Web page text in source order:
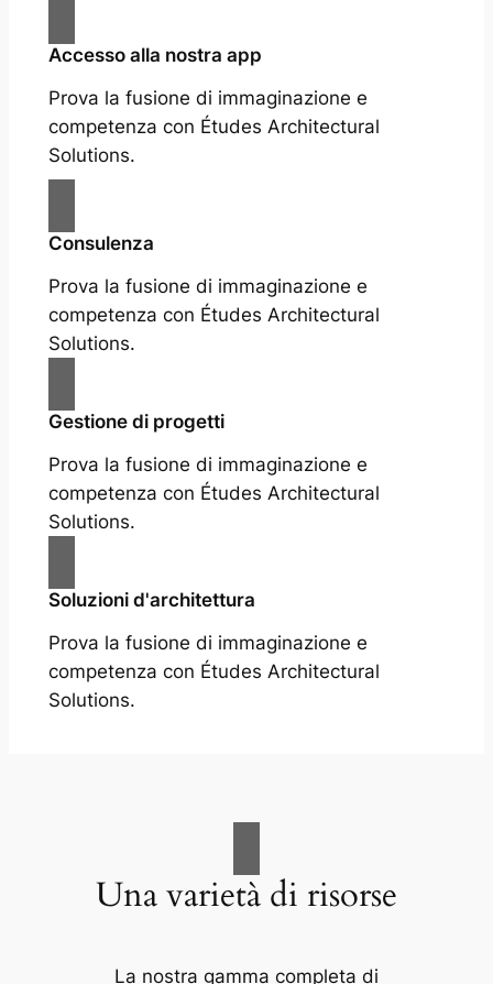
Accesso alla nostra app
Prova la fusione di immaginazione e
competenza con Études Architectural
Solutions.
Consulenza
Prova la fusione di immaginazione e
competenza con Études Architectural
Solutions.
Gestione di progetti
Prova la fusione di immaginazione e
competenza con Études Architectural
Solutions.
Soluzioni d'architettura
Prova la fusione di immaginazione e
competenza con Études Architectural
Solutions.
Una varietà di risorse
La nostra gamma completa di